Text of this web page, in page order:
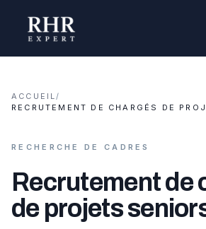
ACCUEIL/
RECRUTEMENT DE CHARGÉS DE
RECHERCHE DE CADRES
Recrutement de
de projets